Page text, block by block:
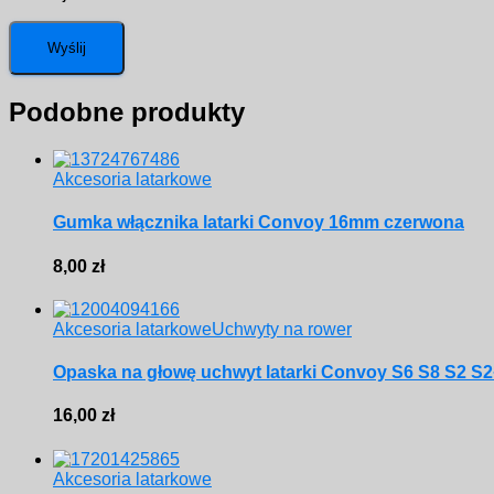
Podobne produkty
Akcesoria latarkowe
Gumka włącznika latarki Convoy 16mm czerwona
8,00 zł
Akcesoria latarkoweUchwyty na rower
Opaska na głowę uchwyt latarki Convoy S6 S8 S2
16,00 zł
Akcesoria latarkowe